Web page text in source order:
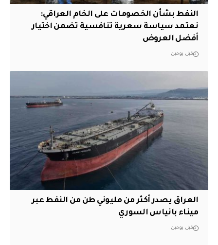
النفط بشأن الخصومات على الخام العراقي:
نعتمد سياسة سعرية تنافسية تضمن اختيار
أفضل العروض
قبل يومين
العراق يصدر أكثر من مليوني طن من النفط عبر
ميناء بانياس السوري
قبل يومين